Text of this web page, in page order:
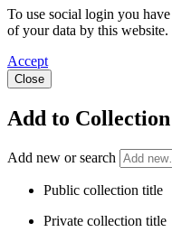
To use social login you
of your data by this website.
Accept
Close
Add to Collection
Add new or search
Public collection title
Private collection title